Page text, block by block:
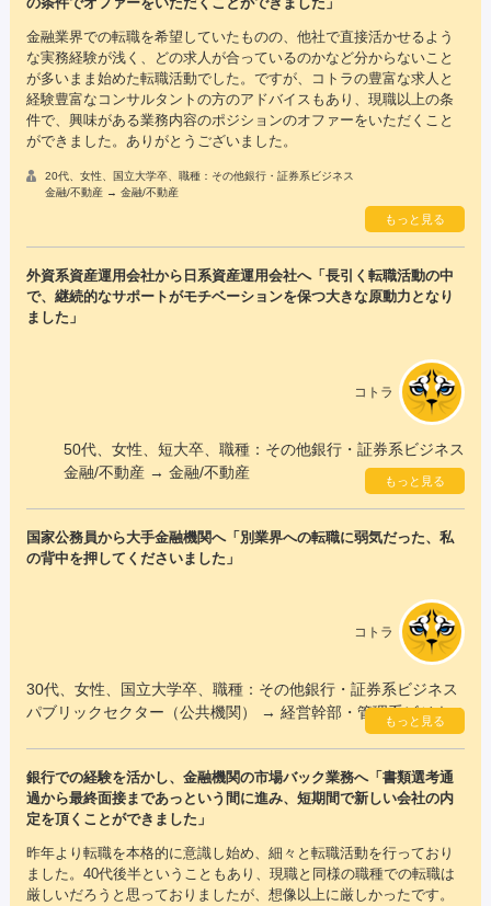
金融業界での転職を希望していたものの、他社で直接活かせるよう
な実務経験が浅く、どの求人が合っているのかなど分からないこと
が多いまま始めた転職活動でした。ですが、コトラの豊富な求人と
経験豊富なコンサルタントの方のアドバイスもあり、現職以上の条
件で、興味がある業務内容のポジションのオファーをいただくこと
ができました。ありがとうございました。
20代、女性、国立大学卒、職種：その他銀行・証券系ビジネス
金融/不動産 → 金融/不動産
もっと見る
外資系資産運用会社から日系資産運用会社へ「長引く転職活動の中
で、継続的なサポートがモチベーションを保つ大きな原動力となり
ました」
コトラ
50代、女性、短大卒、職種：その他銀行・証券系ビジネス
金融/不動産 → 金融/不動産
もっと見る
国家公務員から大手金融機関へ「別業界への転職に弱気だった、私
の背中を押してくださいました」
コトラ
30代、女性、国立大学卒、職種：その他銀行・証券系ビジネス
パブリックセクター（公共機関） → 経営幹部・管理系ビジネス
もっと見る
銀行での経験を活かし、金融機関の市場バック業務へ「書類選考通
過から最終面接まであっという間に進み、短期間で新しい会社の内
定を頂くことができました」
昨年より転職を本格的に意識し始め、細々と転職活動を行っており
ました。40代後半ということもあり、現職と同様の職種での転職は
厳しいだろうと思っておりましたが、想像以上に厳しかったです。